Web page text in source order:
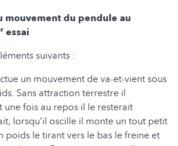
mouvement du pendule au
essai
suivants :
un mouvement de va-et-vient sous
Sans attraction terrestre il
une fois au repos il le resterait
lorsqu’il oscille il monte un tout petit
poids le tirant vers le bas le freine et